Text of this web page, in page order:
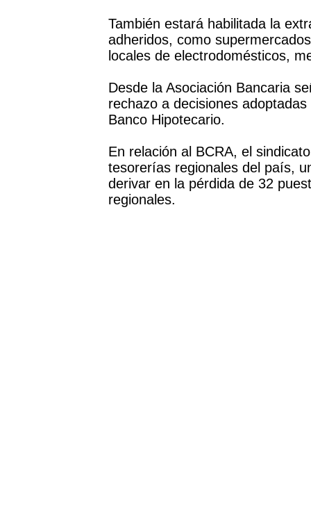
También estará habilitada la
adheridos, como
locales de electrodomésticos,
Desde la Asociación Bancaria
rechazo a decisiones
Banco Hipotecario.
En relación al BCRA, el
tesorerías regionales del país,
derivar en la pérdida de 32
regionales.